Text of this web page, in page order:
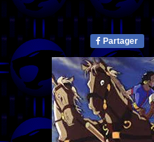
Partager